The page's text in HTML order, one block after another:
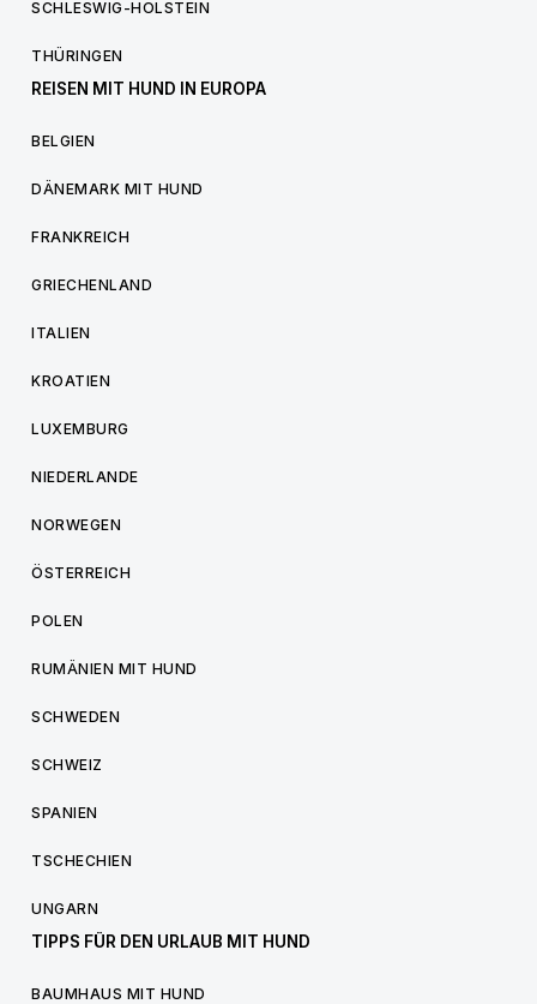
SCHLESWIG-HOLSTEIN
THÜRINGEN
REISEN MIT HUND IN EUROPA
BELGIEN
DÄNEMARK MIT HUND
FRANKREICH
GRIECHENLAND
ITALIEN
KROATIEN
LUXEMBURG
NIEDERLANDE
NORWEGEN
ÖSTERREICH
POLEN
RUMÄNIEN MIT HUND
SCHWEDEN
SCHWEIZ
SPANIEN
TSCHECHIEN
UNGARN
TIPPS FÜR DEN URLAUB MIT HUND
BAUMHAUS MIT HUND